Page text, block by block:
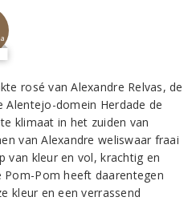
rosé van Alexandre Relvas, de
Alentejo-domein Herdade de
klimaat in het zuiden van
van Alexandre weliswaar fraai
van kleur en vol, krachtig en
Pom-Pom heeft daarentegen
kleur en een verrassend